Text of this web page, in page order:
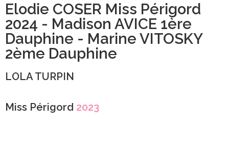
Elodie COSER Miss Périgord
2024 - Madison AVICE 1ère
Dauphine - Marine VITOSKY
2ème Dauphine
LOLA TURPIN
Miss Périgord 2023